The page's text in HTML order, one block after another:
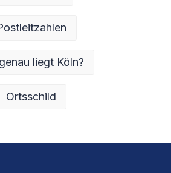
liegt Köln?
Ortsschild